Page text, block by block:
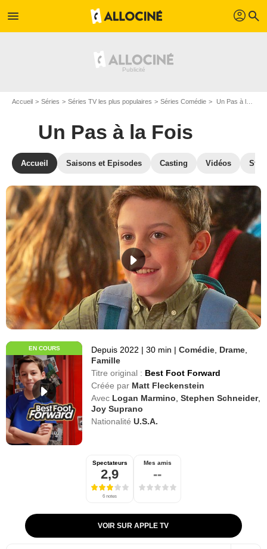
menu profil search
Accueil Séries Séries TV les plus populaires Séries Comédie Un Pas à la Fois
Un Pas à la Fois
Accueil Saisons et Episodes Casting Vidéos
EN COURS Depuis 2022 | 30 min | Comédie Drame
Famille
Titre original : Best Foot Forward
Créée par Matt Fleckenstein
Avec Logan Marmino ,Stephen Schneider,
Joy Suprano
Nationalité U.S.A.
Spectateurs
2,9
6 notes
Mes amis
--
VOIR SUR APPLE TV